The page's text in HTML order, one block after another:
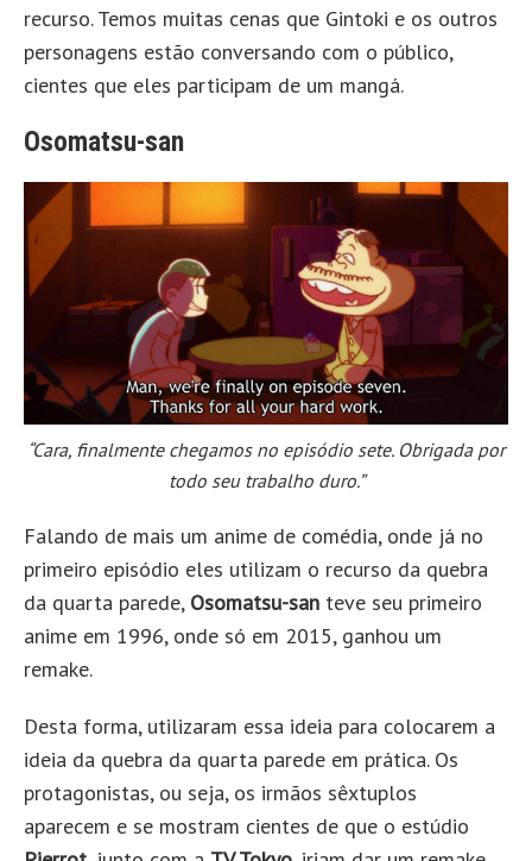
recurso. Temos muitas cenas que Gintoki e os outros
personagens estão conversando com o público,
cientes que eles participam de um mangá.
Osomatsu-san
“Cara, finalmente chegamos no episódio sete. Obrigada por
todo seu trabalho duro.”
Falando de mais um anime de comédia, onde já no
primeiro episódio eles utilizam o recurso da quebra
da quarta parede, Osomatsu-san teve seu primeiro
anime em 1996, onde só em 2015, ganhou um
remake.
Desta forma, utilizaram essa ideia para colocarem a
ideia da quebra da quarta parede em prática. Os
protagonistas, ou seja, os irmãos sêxtuplos
aparecem e se mostram cientes de que o estúdio